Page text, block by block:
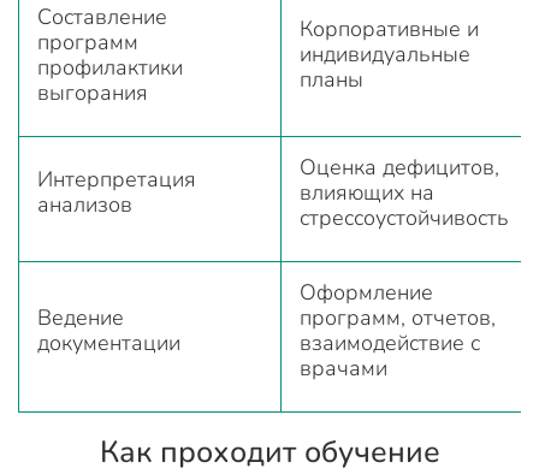
Составление
программ
профилактики
выгорания
Корпоративные и
индивидуальные
планы
Интерпретация
анализов
Оценка дефицитов,
влияющих на
стрессоустойчивость
Ведение
документации
Оформление
программ, отчетов,
взаимодействие с
врачами
Как проходит обучение